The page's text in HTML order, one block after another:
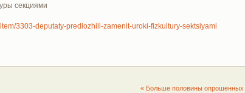
секциями
3303-deputaty-predlozhili-zamenit-uroki-fizkultury-sektsiyami
« Больше половины опрошенных